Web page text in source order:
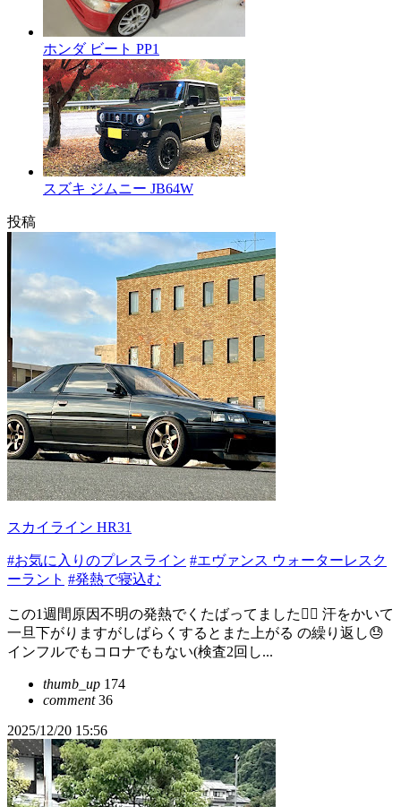
ホンダ ビート PP1
スズキ ジムニー JB64W
投稿
スカイライン HR31
#お気に入りのプレスライン #エヴァンス ウォーターレスク
ーラント #発熱で寝込む
この1週間原因不明の発熱でくたばってました😮‍💨 汗をかいて
一旦下がりますがしばらくするとまた上がる の繰り返し😓
インフルでもコロナでもない(検査2回し...
thumb_up 174
comment36
2025/12/20 15:56